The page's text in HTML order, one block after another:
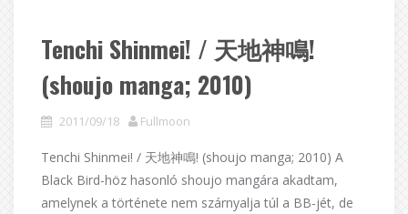
Tenchi Shinmei! / 天地神鳴!
(shoujo manga; 2010)
2011/09/18 Fullmoon
Tenchi Shinmei! / 天地神鳴! (shoujo manga; 2010) A
Black Bird-höz hasonló shoujo mangára akadtam,
amelynek a története nem szárnyalja túl a BB-jét, de